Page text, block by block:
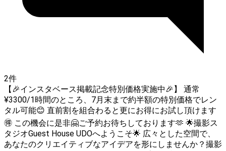
2件
【🎉インスタベース掲載記念特別価格実施中🎉】 通常
¥3300/1時間のところ、7月末まで約半額の特別価格でレン
タル可能😊 直前割を組合わると更にお得にお試し頂けます
🉐 この機会に是非🤗ご予約お待ちしております🫶 🌟撮影ス
タジオGuest House UDOへようこそ🌟 広々とした空間で、
あなたのクリエイティブなアイデアを形にしませんか？撮影